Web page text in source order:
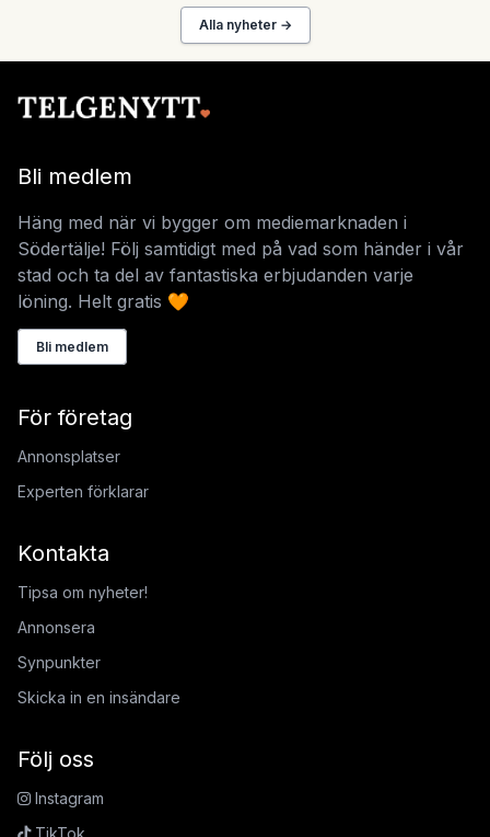
Alla nyheter →
Bli medlem
Häng med när vi bygger om mediemarknaden i
Södertälje! Följ samtidigt med på vad som händer i vår
stad och ta del av fantastiska erbjudanden varje
löning. Helt gratis 🧡
Bli medlem
För företag
Annonsplatser
Experten förklarar
Kontakta
Tipsa om nyheter!
Annonsera
Synpunkter
Skicka in en insändare
Följ oss
Instagram
TikTok